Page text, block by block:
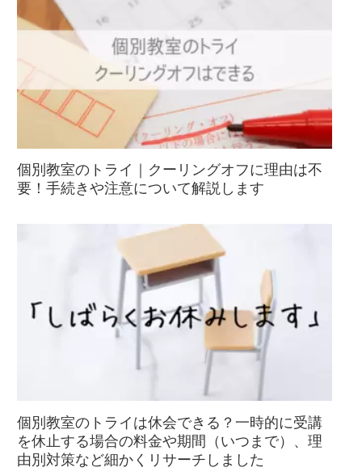
個別教室のトライ｜クーリングオフに理由は不
要！手続きや注意について解説します
個別教室のトライは休会できる？一時的に受講
を休止する場合の料金や期間（いつまで）、理
由別対策など細かくリサーチしました